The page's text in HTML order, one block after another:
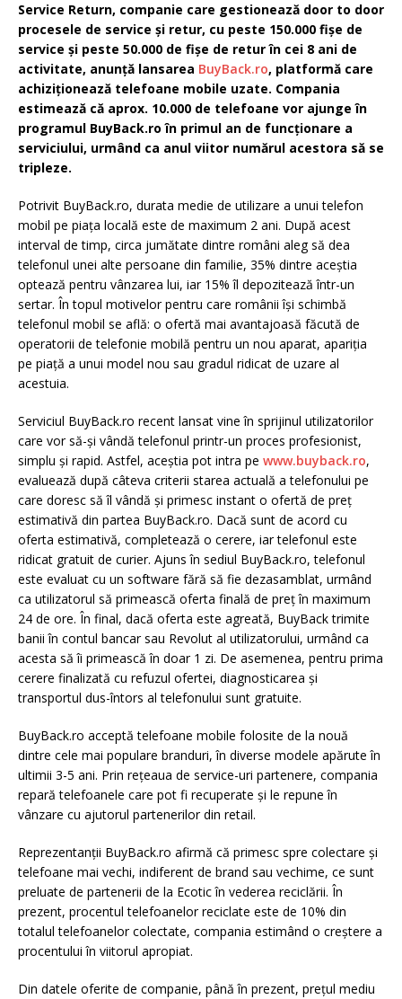
Service Return, companie care gestionează door to door
procesele de service și retur, cu peste 150.000 fișe de
service și peste 50.000 de fișe de retur în cei 8 ani de
activitate, anunță lansarea BuyBack.ro, platformă care
achiziționează telefoane mobile uzate. Compania
estimează că aprox. 10.000 de telefoane vor ajunge în
programul BuyBack.ro în primul an de funcționare a
serviciului, urmând ca anul viitor numărul acestora să se
tripleze.
Potrivit BuyBack.ro, durata medie de utilizare a unui telefon
mobil pe piața locală este de maximum 2 ani. După acest
interval de timp, circa jumătate dintre români aleg să dea
telefonul unei alte persoane din familie, 35% dintre aceștia
optează pentru vânzarea lui, iar 15% îl depozitează într-un
sertar. În topul motivelor pentru care românii își schimbă
telefonul mobil se află: o ofertă mai avantajoasă făcută de
operatorii de telefonie mobilă pentru un nou aparat, apariția
pe piață a unui model nou sau gradul ridicat de uzare al
acestuia.
Serviciul BuyBack.ro recent lansat vine în sprijinul utilizatorilor
care vor să-și vândă telefonul printr-un proces profesionist,
simplu și rapid. Astfel, aceștia pot intra pe www.buyback.ro,
evaluează după câteva criterii starea actuală a telefonului pe
care doresc să îl vândă și primesc instant o ofertă de preț
estimativă din partea BuyBack.ro. Dacă sunt de acord cu
oferta estimativă, completează o cerere, iar telefonul este
ridicat gratuit de curier. Ajuns în sediul BuyBack.ro, telefonul
este evaluat cu un software fără să fie dezasamblat, urmând
ca utilizatorul să primească oferta finală de preț în maximum
24 de ore. În final, dacă oferta este agreată, BuyBack trimite
banii în contul bancar sau Revolut al utilizatorului, urmând ca
acesta să îi primească în doar 1 zi. De asemenea, pentru prima
cerere finalizată cu refuzul ofertei, diagnosticarea și
transportul dus-întors al telefonului sunt gratuite.
BuyBack.ro acceptă telefoane mobile folosite de la nouă
dintre cele mai populare branduri, în diverse modele apărute în
ultimii 3-5 ani. Prin rețeaua de service-uri partenere, compania
repară telefoanele care pot fi recuperate și le repune în
vânzare cu ajutorul partenerilor din retail.
Reprezentanții BuyBack.ro afirmă că primesc spre colectare și
telefoane mai vechi, indiferent de brand sau vechime, ce sunt
preluate de partenerii de la Ecotic în vederea reciclării. În
prezent, procentul telefoanelor reciclate este de 10% din
totalul telefoanelor colectate, compania estimând o creștere a
procentului în viitorul apropiat.
Din datele oferite de companie, până în prezent, prețul mediu